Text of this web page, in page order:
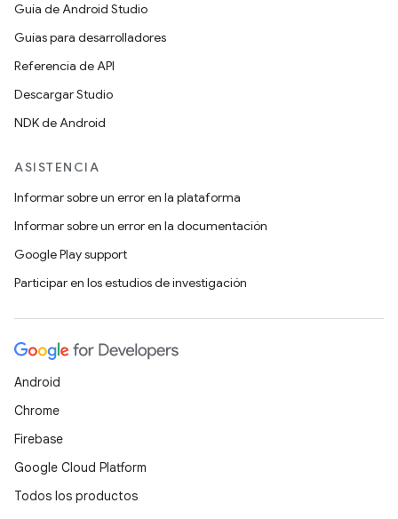
Guía de Android Studio
Guías para desarrolladores
Referencia de API
Descargar Studio
NDK de Android
ASISTENCIA
Informar sobre un error en la plataforma
Informar sobre un error en la documentación
Google Play support
Participar en los estudios de investigación
Android
Chrome
Firebase
Google Cloud Platform
Todos los productos